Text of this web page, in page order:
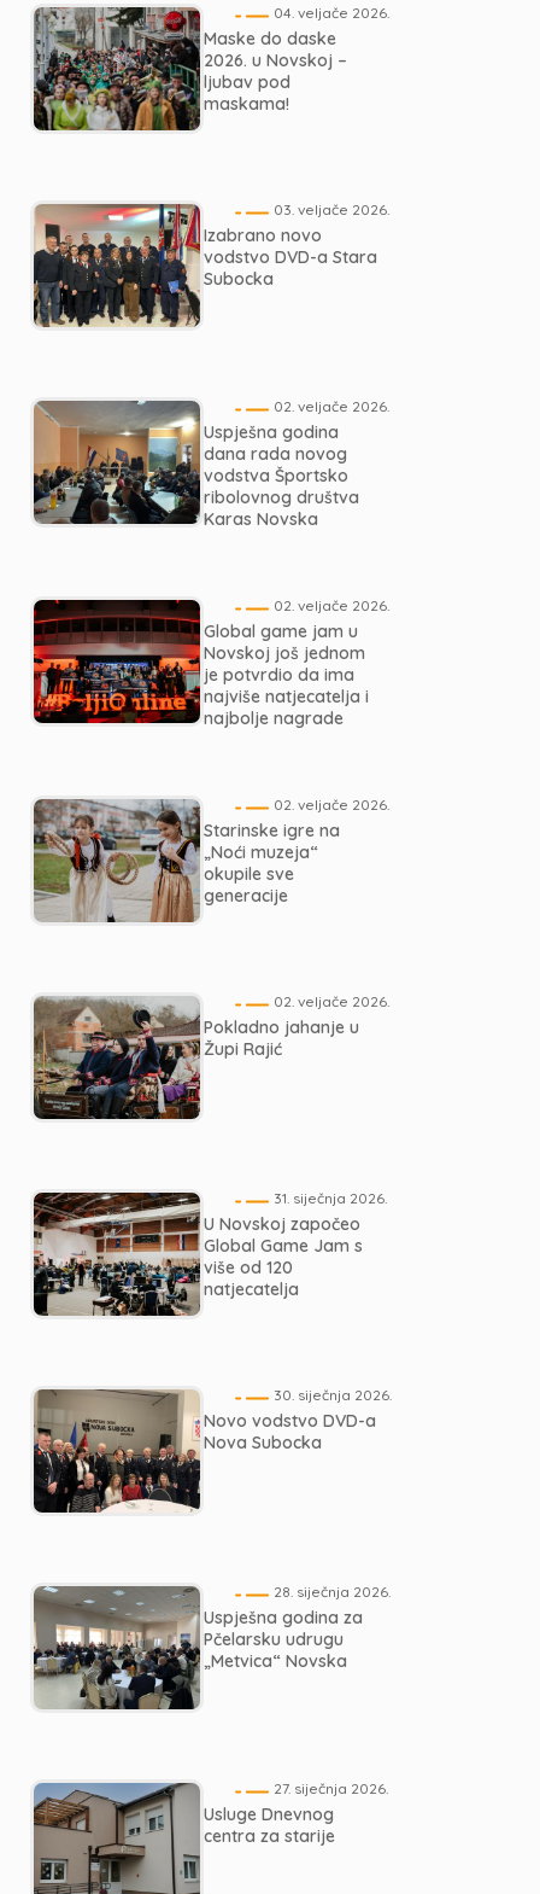
04. veljače 2026.
Maske do daske
2026. u Novskoj –
ljubav pod
maskama!
03. veljače 2026.
Izabrano novo
vodstvo DVD-a Stara
Subocka
02. veljače 2026.
Uspješna godina
dana rada novog
vodstva Športsko
ribolovnog društva
Karas Novska
02. veljače 2026.
Global game jam u
Novskoj još jednom
je potvrdio da ima
najviše natjecatelja i
najbolje nagrade
02. veljače 2026.
Starinske igre na
„Noći muzeja“
okupile sve
generacije
02. veljače 2026.
Pokladno jahanje u
Župi Rajić
31. siječnja 2026.
U Novskoj započeo
Global Game Jam s
više od 120
natjecatelja
30. siječnja 2026.
Novo vodstvo DVD-a
Nova Subocka
28. siječnja 2026.
Uspješna godina za
Pčelarsku udrugu
„Metvica“ Novska
27. siječnja 2026.
Usluge Dnevnog
centra za starije